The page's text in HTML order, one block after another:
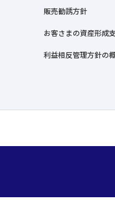
販売勧誘方針
お客さまの資産形成
利益相反管理方針の